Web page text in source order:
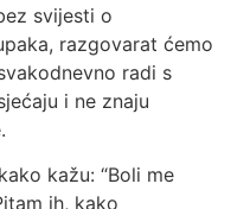
svijesti o
razgovarat ćemo
radi s
i ne znaju
kažu: “Boli me
ih, kako